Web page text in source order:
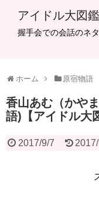
アイドル大図鑑
握手会での会話のネ
ホーム 原宿物語
香山あむ（かや
語)【アイドル大
2017/9/7